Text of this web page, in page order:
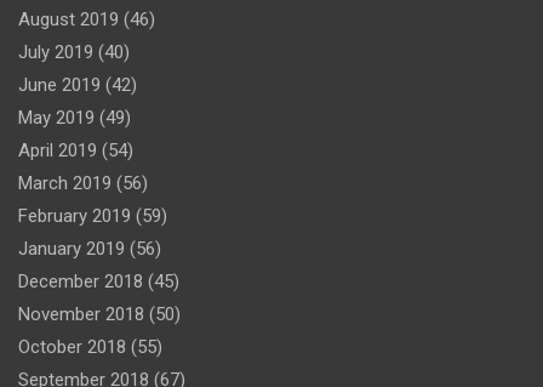
August 2019 (46)
July 2019 (40)
June 2019 (42)
May 2019 (49)
April 2019 (54)
March 2019 (56)
February 2019 (59)
January 2019 (56)
December 2018 (45)
November 2018 (50)
October 2018 (55)
September 2018 (67)